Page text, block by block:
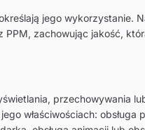
jego wykorzystanie.
zachowując jakość,
przechowywania
właściwościach: obsługa